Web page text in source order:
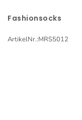
Fashionsocks
ArtikelNr.:MRS5012